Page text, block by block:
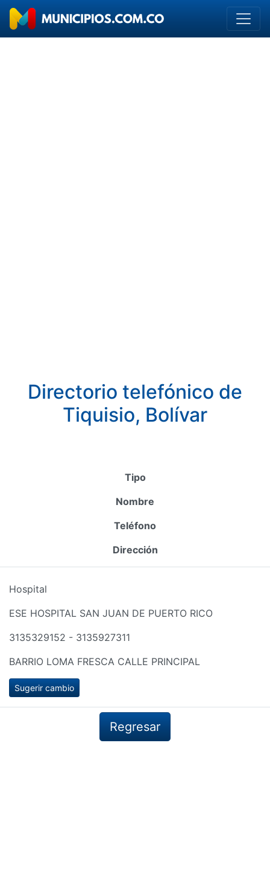
Directorio telefónico de
Tiquisio, Bolívar
Tipo
Nombre
Teléfono
Dirección
Hospital
ESE HOSPITAL SAN JUAN DE PUERTO RICO
3135329152 - 3135927311
BARRIO LOMA FRESCA CALLE PRINCIPAL
Sugerir cambio
Regresar